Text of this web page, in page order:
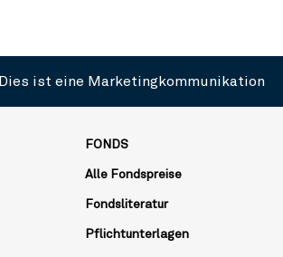
Dies ist eine Marketingkommunikation
FONDS
Alle Fondspreise
Fondsliteratur
Pflichtunterlagen